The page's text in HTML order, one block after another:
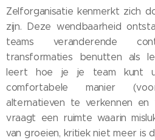
Zelforganisatie kenmerkt zich
zijn. Deze wendbaarheid
teams veranderende
transformaties benutten als
leert hoe je je team kunt
comfortabele manier
alternatieven te verkennen
vraagt een ruimte waarin
van groeien, kritiek niet meer is